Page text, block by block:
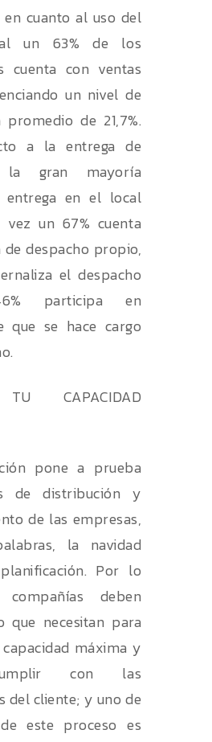
en cuanto al uso del
un 63% de los
cuenta con ventas
un nivel de
promedio de 21,7%.
a la entrega de
la gran mayoría
entrega en el local
vez un 67% cuenta
de despacho propio,
el despacho
participa en
que se hace cargo
TU CAPACIDAD
pone a prueba
de distribución y
de las empresas,
la navidad
Por lo
deben
que necesitan para
máxima y
con las
del cliente; y uno de
este proceso es